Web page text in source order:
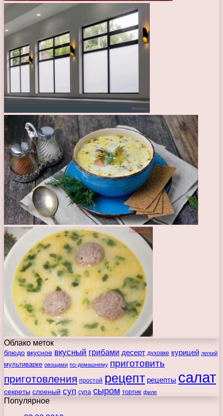
Облако меток
блюдо вкусное вкусный грибами десерт духовке курицей легкий
мультиварке овощами по-домашнему приготовить
приготовления простой рецепт рецепты салат
секреты слоеный суп супа сыром тортик филе
Популярное